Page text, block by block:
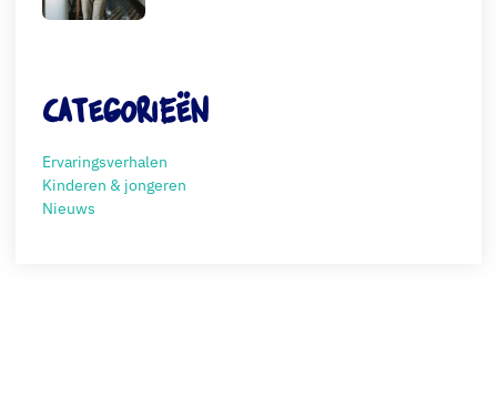
Categorieën
Ervaringsverhalen
Kinderen & jongeren
Nieuws